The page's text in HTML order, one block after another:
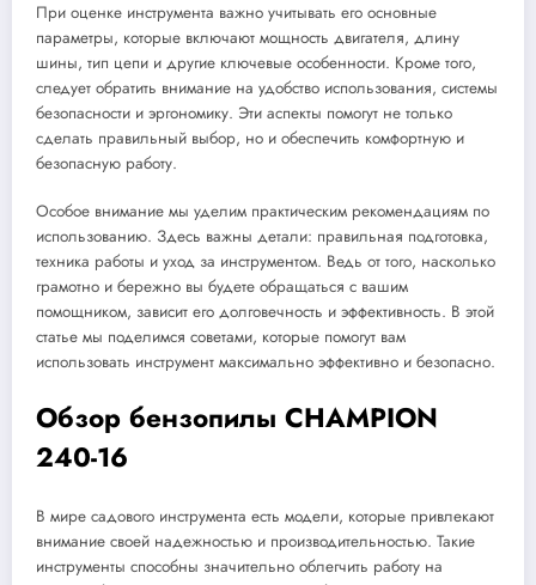
При оценке инструмента важно учитывать его основные
параметры, которые включают мощность двигателя, длину
шины, тип цепи и другие ключевые особенности. Кроме того,
следует обратить внимание на удобство использования, системы
безопасности и эргономику. Эти аспекты помогут не только
сделать правильный выбор, но и обеспечить комфортную и
безопасную работу.
Особое внимание мы уделим практическим рекомендациям по
использованию. Здесь важны детали: правильная подготовка,
техника работы и уход за инструментом. Ведь от того, насколько
грамотно и бережно вы будете обращаться с вашим
помощником, зависит его долговечность и эффективность. В этой
статье мы поделимся советами, которые помогут вам
использовать инструмент максимально эффективно и безопасно.
Обзор бензопилы CHAMPION
240-16
В мире садового инструмента есть модели, которые привлекают
внимание своей надежностью и производительностью. Такие
инструменты способны значительно облегчить работу на